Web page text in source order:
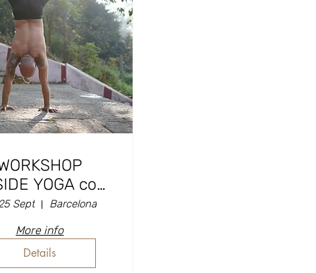
YOGA con
Barreto
Sept Barcelona
More info
Details